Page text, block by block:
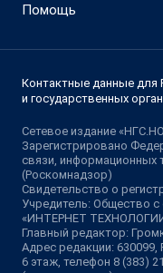
Помощь
Контактные данные для
и государственных
Сетевое издание
Зарегистрировано
связи, информационных
(Роскомнадзор)
Свидетельство о
Учредитель: Общество с
«ИНТЕРНЕТ
Главный редактор:
Адрес редакции: 630099,
6 этаж, телефон 8 (383)